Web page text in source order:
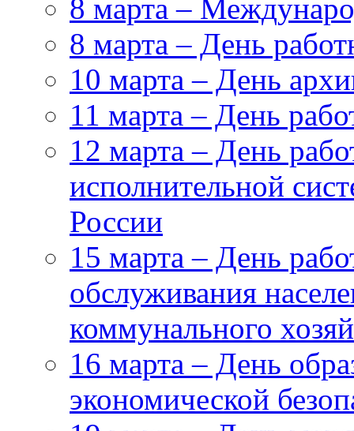
8 марта –
8 марта – День
10 марта – День
11 марта – День
12 марта – День
исполнительной
России
15 марта – День
обслуживания
коммунального
16 марта – День
экономической